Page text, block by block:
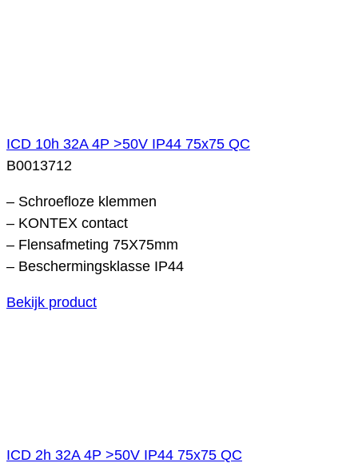
ICD 10h 32A 4P >50V IP44 75x75 QC
B0013712
– Schroefloze klemmen
– KONTEX contact
– Flensafmeting 75X75mm
– Beschermingsklasse IP44
Bekijk product
ICD 2h 32A 4P >50V IP44 75x75 QC